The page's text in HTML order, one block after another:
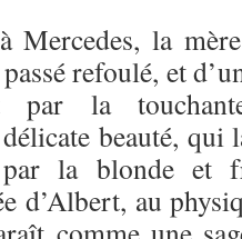
Mercedes, la
refoulé, et
par la
beauté, qui
la blonde et
d’Albert, au